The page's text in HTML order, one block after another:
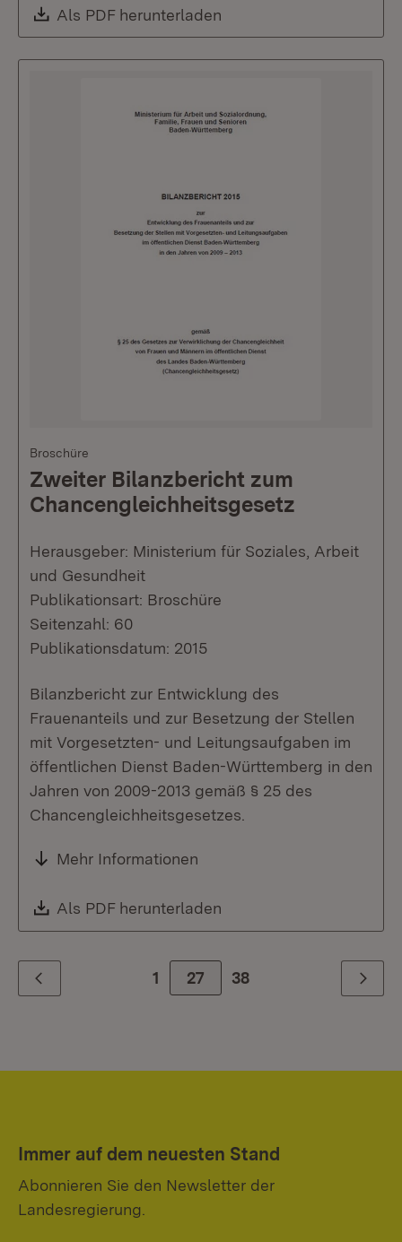
Download:
Als PDF herunterladen
Broschüre
Zweiter Bilanzbericht zum
Chancengleichheitsgesetz
Herausgeber: Ministerium für Soziales, Arbeit
und Gesundheit
Publikationsart: Broschüre
Seitenzahl: 60
Publikationsdatum: 2015
Bilanzbericht zur Entwicklung des
Frauenanteils und zur Besetzung der Stellen
mit Vorgesetzten- und Leitungsaufgaben im
öffentlichen Dienst Baden-Württemberg in den
Jahren von 2009-2013 gemäß § 25 des
Chancengleichheitsgesetzes.
Mehr Informationen
Download:
Als PDF herunterladen
Zurück 1 Zur Seite
27 38 Weiter
Immer auf dem neuesten Stand
Abonnieren Sie den Newsletter der
Landesregierung.